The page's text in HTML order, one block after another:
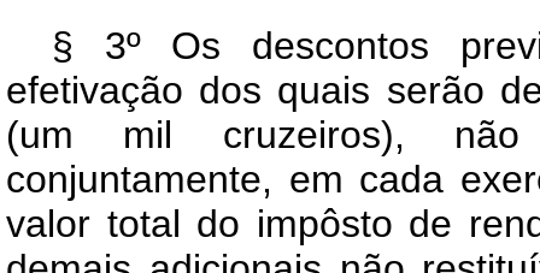
§ 3º Os descontos
efetivação dos quais serão
(um mil cruzeiros),
conjuntamente, em cada
valor total do impôsto de